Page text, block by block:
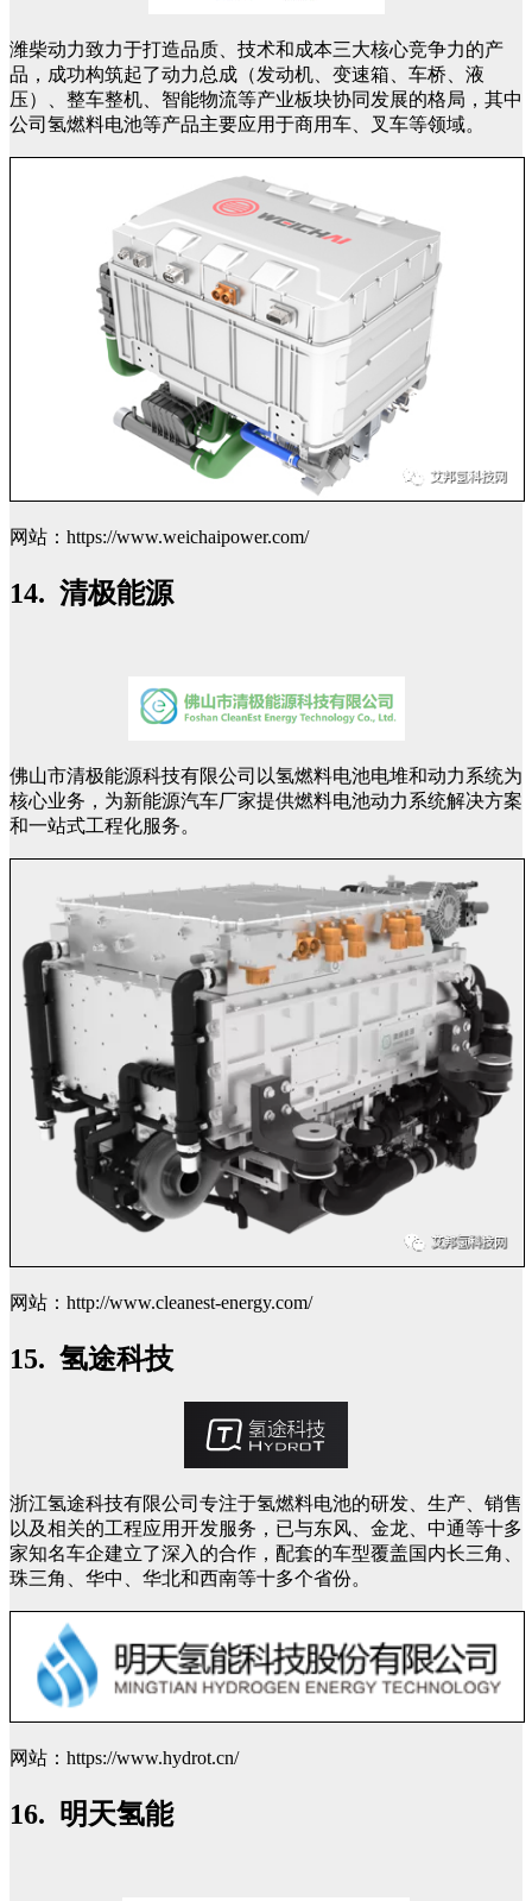
潍柴动力致力于打造品质、技术和成本三大核心竞争力的产
品，成功构筑起了动力总成（发动机、变速箱、车桥、液
压）、整车整机、智能物流等产业板块协同发展的格局，其中
公司氢燃料电池等产品主要应用于商用车、叉车等领域。
网站：https://www.weichaipower.com/
14. 清极能源
佛山市清极能源科技有限公司以氢燃料电池电堆和动力系统为
核心业务，为新能源汽车厂家提供燃料电池动力系统解决方案
和一站式工程化服务。
网站：http://www.cleanest-energy.com/
15. 氢途科技
浙江氢途科技有限公司专注于氢燃料电池的研发、生产、销售
以及相关的工程应用开发服务，已与东风、金龙、中通等十多
家知名车企建立了深入的合作，配套的车型覆盖国内长三角、
珠三角、华中、华北和西南等十多个省份。
网站：https://www.hydrot.cn/
16. 明天氢能